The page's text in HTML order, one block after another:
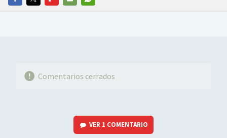
FACEBOOKTWITTERFLIPBOARD
E-
WHATSAPP
Comentarios cerrados
VER 1 COMENTARIO